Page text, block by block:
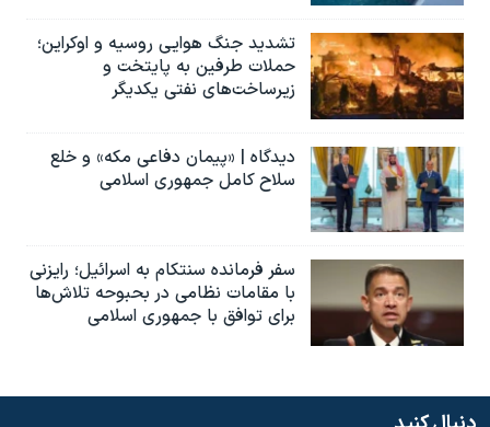
تشدید جنگ هوایی روسیه و اوکراین؛
حملات طرفین به پایتخت‌ و
زیرساخت‌های نفتی یکدیگر
دیدگاه | «پیمان دفاعی مکه» و خلع
سلاح کامل جمهوری اسلامی
سفر فرمانده سنتکام به اسرائیل؛ رایزنی
با مقامات نظامی در بحبوحه تلاش‌ها
برای توافق با جمهوری اسلامی